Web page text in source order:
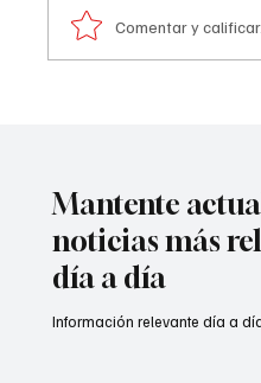
Comentar y calificar...
Mantente
noticias más
día a día
Información relevante día a